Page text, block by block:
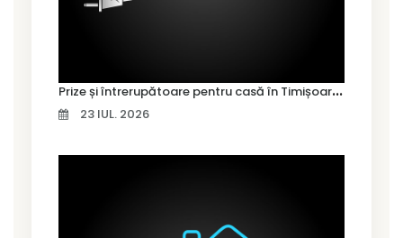
P
rize și întrerupătoare pentru casă în Timișoara – cum alegi variantele potrivite
23 IUL. 2026